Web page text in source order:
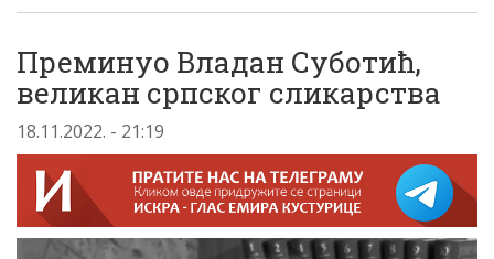
Преминуо Владан Суботић,
великан српског сликарства
18.11.2022. - 21:19